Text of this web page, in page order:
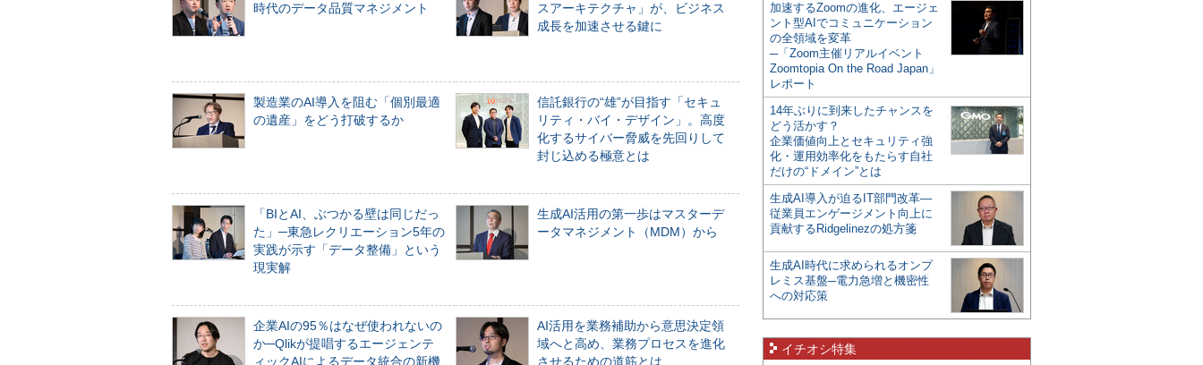
時代のデータ品質マネジメント
スアーキテクチャ」が、ビジネス
成長を加速させる鍵に
製造業のAI導入を阻む「個別最適
の遺産」をどう打破するか
信託銀行の“雄”が目指す「セキュ
リティ・バイ・デザイン」。高度
化するサイバー脅威を先回りして
封じ込める極意とは
「BIとAI、ぶつかる壁は同じだっ
た」─東急レクリエーション5年の
実践が示す「データ整備」という
現実解
生成AI活用の第一歩はマスターデ
ータマネジメント（MDM）から
企業AIの95％はなぜ使われないの
か─Qlikが提唱するエージェンテ
ィックAIによるデータ統合の新機
AI活用を業務補助から意思決定領
域へと高め、業務プロセスを進化
させるための道筋とは
加速するZoomの進化、エージェ
ント型AIでコミュニケーション
の全領域を変革
─「Zoom主催リアルイベント
Zoomtopia On the Road Japan」
レポート
14年ぶりに到来したチャンスを
どう活かす？
企業価値向上とセキュリティ強
化・運用効率化をもたらす自社
だけの“ドメイン”とは
生成AI導入が迫るIT部門改革―
従業員エンゲージメント向上に
貢献するRidgelinezの処方箋
生成AI時代に求められるオンプ
レミス基盤─電力急増と機密性
への対応策
イチオシ特集